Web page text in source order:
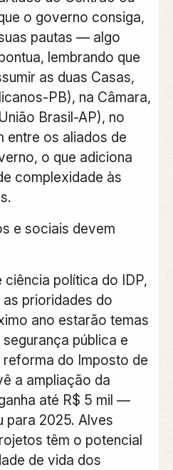
o governo consiga,
pautas — algo
lembrando que
as duas Casas,
PB), na Câmara,
Brasil-AP), no
entre os aliados de
o que adiciona
complexidade às
e sociais devem
política do IDP,
prioridades do
ano estarão temas
pública e
do Imposto de
a ampliação da
até R$ 5 mil —
para 2025. Alves
têm o potencial
de vida dos